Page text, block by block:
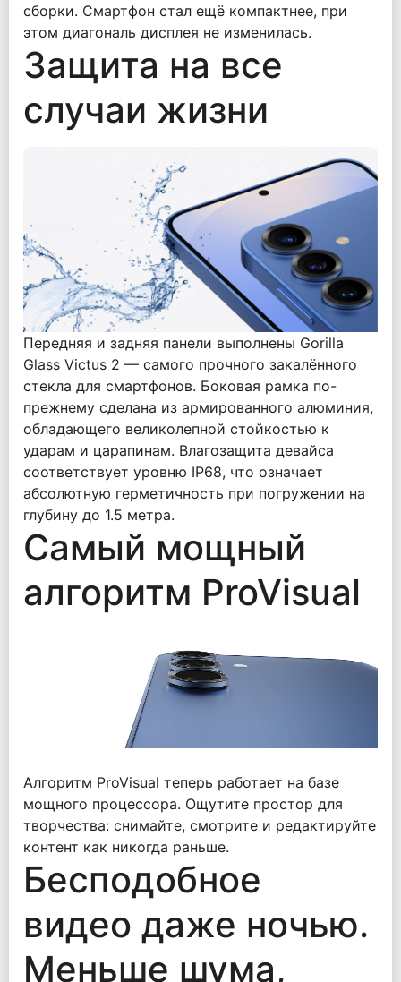
сборки. Смартфон стал ещё компактнее, при
этом диагональ дисплея не изменилась.
Защита на все
случаи жизни
Передняя и задняя панели выполнены Gorilla
Glass Victus 2 — самого прочного закалённого
стекла для смартфонов. Боковая рамка по-
прежнему сделана из армированного алюминия,
обладающего великолепной стойкостью к
ударам и царапинам. Влагозащита девайса
соответствует уровню IP68, что означает
абсолютную герметичность при погружении на
глубину до 1.5 метра.
Самый мощный
алгоритм ProVisual
Алгоритм ProVisual теперь работает на базе
мощного процессора. Ощутите простор для
творчества: снимайте, смотрите и редактируйте
контент как никогда раньше.
Бесподобное
видео даже ночью.
Меньше шума,